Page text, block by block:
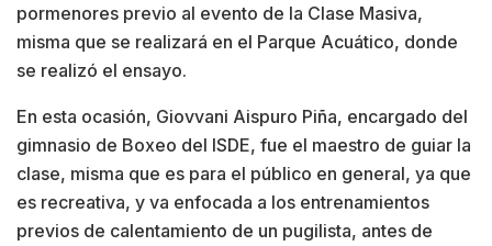
pormenores previo al evento de la Clase Masiva,
misma que se realizará en el Parque Acuático, donde
se realizó el ensayo.
En esta ocasión, Giovvani Aispuro Piña, encargado del
gimnasio de Boxeo del ISDE, fue el maestro de guiar la
clase, misma que es para el público en general, ya que
es recreativa, y va enfocada a los entrenamientos
previos de calentamiento de un pugilista, antes de